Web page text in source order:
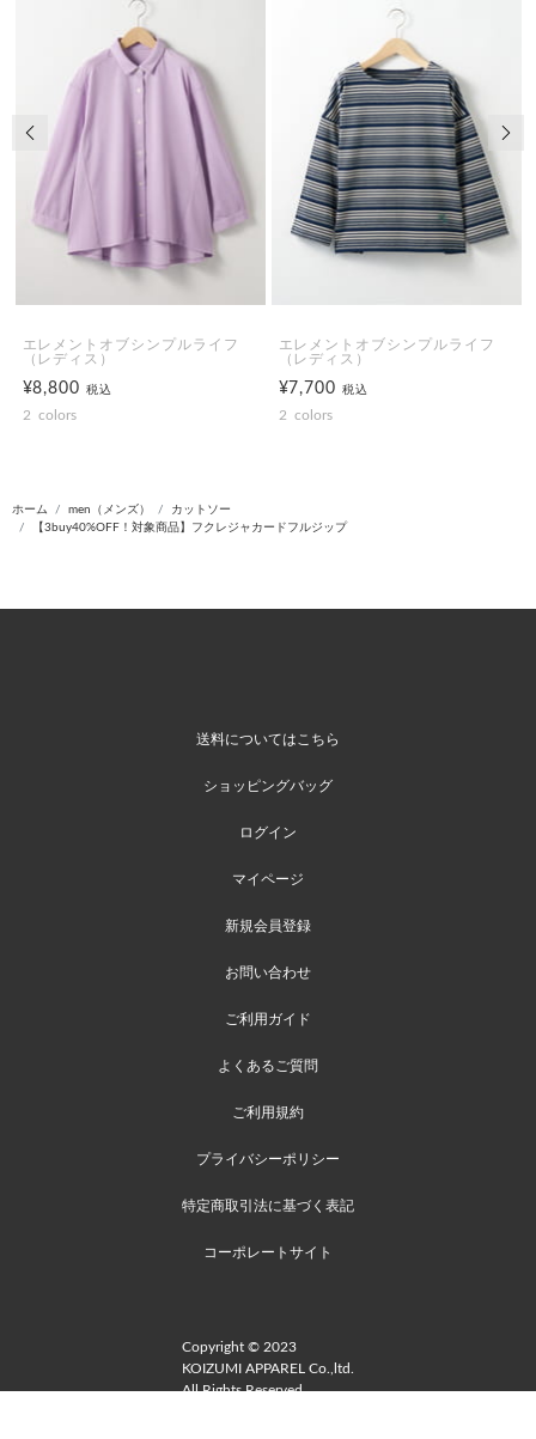
エレメントオブシンプルライフ
（レディス）
¥8,800税込
2 colors
エレメントオブシンプルライフ
（レディス）
¥7,700税込
2 colors
前の画像
ホーム men（メンズ）
カットソー
【3buy40%OFF！対象商品】フクレジャカードフルジップ
送料についてはこちら
ショッピングバッグ
ログイン
マイページ
新規会員登録
お問い合わせ
ご利用ガイド
よくあるご質問
ご利用規約
プライバシーポリシー
特定商取引法に基づく表記
コーポレートサイト
Copyright © 2023
KOIZUMI APPAREL Co.,ltd.
All Rights Reserved.